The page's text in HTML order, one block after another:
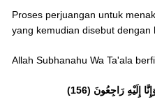
Proses perjuangan untuk
yang kemudian disebut dengan
Allah Subhanahu Wa Ta'ala
إِلَيْهِ رَاجِعُونَ (156)